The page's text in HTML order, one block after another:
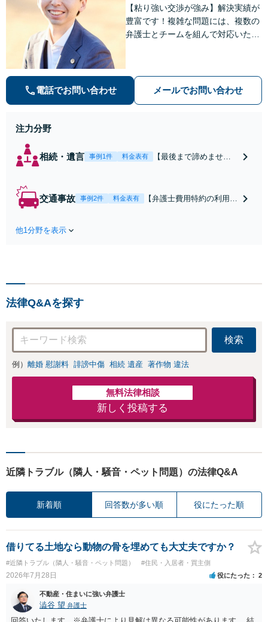
【粘り強い交渉が強み】解決実績が
豊富です！複雑な問題には、複数の
弁護士とチームを組んで対応いたし
気軽にご相談ください。
電話でお問い合わせ メールでお問い合わせ
注力分野
相続・遺言 事例1件 料金表有
【最後まで諦めませ
合意してしまう前にご
交通事故 事例2件 料金表有
【弁護士費用特約の利用＆
は損をしてしまうかもしれ
他1分野を表示
法律Q&Aを探す
検索
例） 離婚 慰謝料 誹謗中傷 相続 遺産 著作物 違法
無料法律相談
新しく投稿する
近隣トラブル（隣人・騒音・ペット問題）の法律Q&A
新着順 回答数が多い順 役にたった順
借りてる土地なら動物の骨を埋めても大丈夫ですか？
#近隣トラブル（隣人・騒音・ペット問題） #住民・入居者・買主側
2026年7月28日 役にたった 2
不動産・住まいに強い弁護士
澁谷 望 弁護士
回答いたします。※弁護士により見解は異なる可能性があります。 結